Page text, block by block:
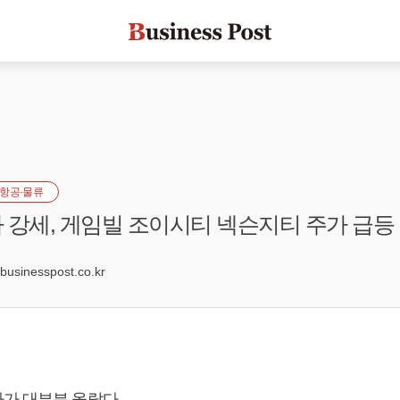
항공·물류
강세, 게임빌 조이시티 넥슨지티 주가 급등